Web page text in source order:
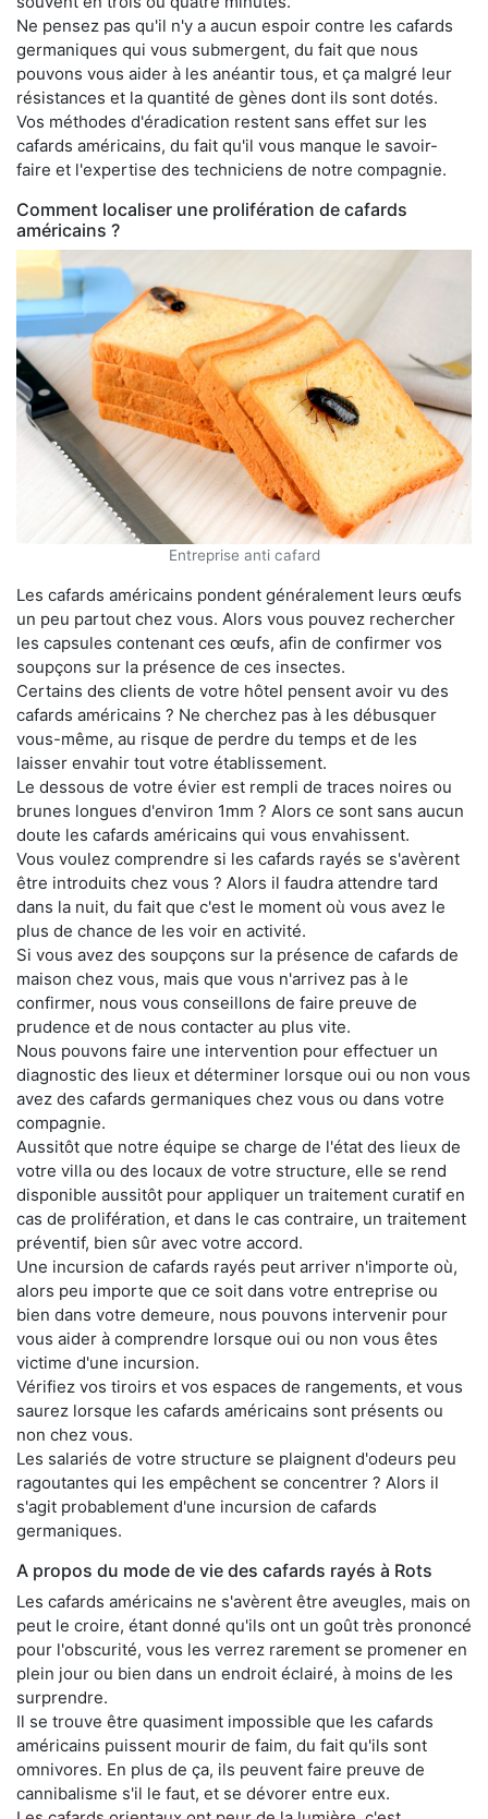
Ne pensez pas qu'il n'y a aucun espoir contre les cafards
germaniques qui vous submergent, du fait que nous
pouvons vous aider à les anéantir tous, et ça malgré leur
résistances et la quantité de gènes dont ils sont dotés.
Vos méthodes d'éradication restent sans effet sur les
cafards américains, du fait qu'il vous manque le savoir-
faire et l'expertise des techniciens de notre compagnie.
Comment localiser une prolifération de cafards
américains ?
Entreprise anti cafard
Les cafards américains pondent généralement leurs œufs
un peu partout chez vous. Alors vous pouvez rechercher
les capsules contenant ces œufs, afin de confirmer vos
soupçons sur la présence de ces insectes.
Certains des clients de votre hôtel pensent avoir vu des
cafards américains ? Ne cherchez pas à les débusquer
vous-même, au risque de perdre du temps et de les
laisser envahir tout votre établissement.
Le dessous de votre évier est rempli de traces noires ou
brunes longues d'environ 1mm ? Alors ce sont sans aucun
doute les cafards américains qui vous envahissent.
Vous voulez comprendre si les cafards rayés se s'avèrent
être introduits chez vous ? Alors il faudra attendre tard
dans la nuit, du fait que c'est le moment où vous avez le
plus de chance de les voir en activité.
Si vous avez des soupçons sur la présence de cafards de
maison chez vous, mais que vous n'arrivez pas à le
confirmer, nous vous conseillons de faire preuve de
prudence et de nous contacter au plus vite.
Nous pouvons faire une intervention pour effectuer un
diagnostic des lieux et déterminer lorsque oui ou non vous
avez des cafards germaniques chez vous ou dans votre
compagnie.
Aussitôt que notre équipe se charge de l'état des lieux de
votre villa ou des locaux de votre structure, elle se rend
disponible aussitôt pour appliquer un traitement curatif en
cas de prolifération, et dans le cas contraire, un traitement
préventif, bien sûr avec votre accord.
Une incursion de cafards rayés peut arriver n'importe où,
alors peu importe que ce soit dans votre entreprise ou
bien dans votre demeure, nous pouvons intervenir pour
vous aider à comprendre lorsque oui ou non vous êtes
victime d'une incursion.
Vérifiez vos tiroirs et vos espaces de rangements, et vous
saurez lorsque les cafards américains sont présents ou
non chez vous.
Les salariés de votre structure se plaignent d'odeurs peu
ragoutantes qui les empêchent se concentrer ? Alors il
s'agit probablement d'une incursion de cafards
germaniques.
A propos du mode de vie des cafards rayés à Rots
Les cafards américains ne s'avèrent être aveugles, mais on
peut le croire, étant donné qu'ils ont un goût très prononcé
pour l'obscurité, vous les verrez rarement se promener en
plein jour ou bien dans un endroit éclairé, à moins de les
surprendre.
Il se trouve être quasiment impossible que les cafards
américains puissent mourir de faim, du fait qu'ils sont
omnivores. En plus de ça, ils peuvent faire preuve de
cannibalisme s'il le faut, et se dévorer entre eux.